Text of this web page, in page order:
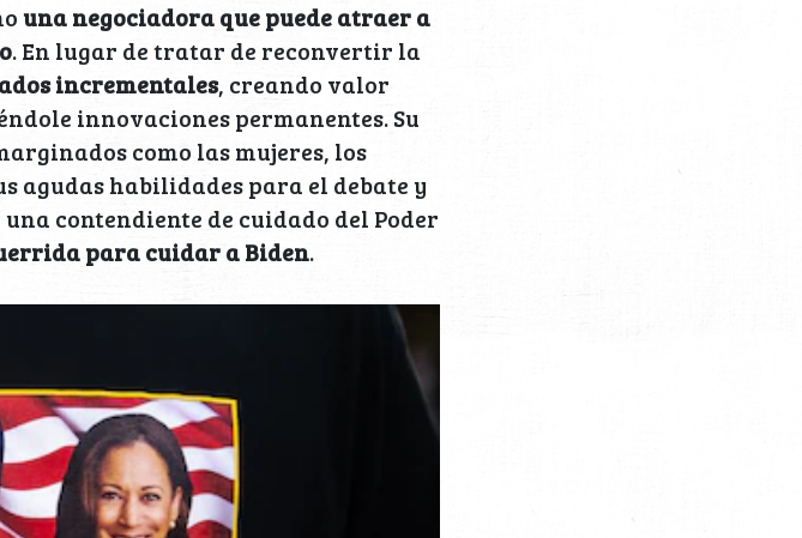
una negociadora que puede atraer a
. En lugar de tratar de reconvertir la
incrementales, creando valor
innovaciones permanentes. Su
como las mujeres, los
agudas habilidades para el debate y
contendiente de cuidado del Poder
para cuidar a Biden.